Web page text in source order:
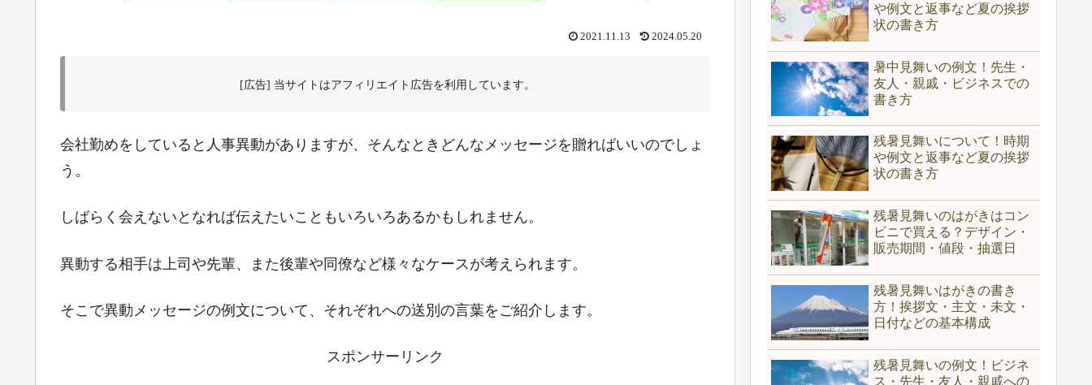
2021.11.13 2024.05.20
[広告] 当サイトはアフィリエイト広告を利用しています。
会社勤めをしていると人事異動がありますが、そんなときどんなメッセージを贈ればいいのでしょ
う。
しばらく会えないとなれば伝えたいこともいろいろあるかもしれません。
異動する相手は上司や先輩、また後輩や同僚など様々なケースが考えられます。
そこで異動メッセージの例文について、それぞれへの送別の言葉をご紹介します。
スポンサーリンク
や例文と返事など夏の挨拶
状の書き方
暑中見舞いの例文！先生・
友人・親戚・ビジネスでの
書き方
残暑見舞いについて！時期
や例文と返事など夏の挨拶
状の書き方
残暑見舞いのはがきはコン
ビニで買える？デザイン・
販売期間・値段・抽選日
残暑見舞いはがきの書き
方！挨拶文・主文・未文・
日付などの基本構成
残暑見舞いの例文！ビジネ
ス・先生・友人・親戚への